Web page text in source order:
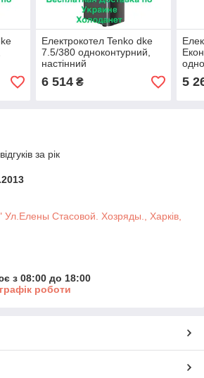
Електрокотел Tenko dke
7.5/380 одноконтурний,
настінний
6 514₴ 5
за рік
Стасовой. Хозряды., Харків,
з 08:00 до 18:00
роботи